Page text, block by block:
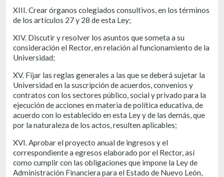
XIII. Crear órganos colegiados consultivos, en los términos
de los artículos 27 y 28 de esta Ley;
XIV. Discutir y resolver los asuntos que someta a su
consideración el Rector, en relación al funcionamiento de la
Universidad;
XV. Fijar las reglas generales a las que se deberá sujetar la
Universidad en la suscripción de acuerdos, convenios y
contratos con los sectores público, social y privado para la
ejecución de acciones en materia de política educativa, de
acuerdo con lo establecido en esta Ley y de las demás, que
por la naturaleza de los actos, resulten aplicables;
XVI. Aprobar el proyecto anual de ingresos y el
correspondiente a egresos elaborado por el Rector, así
como cumplir con las obligaciones que impone la Ley de
Administración Financiera para el Estado de Nuevo León,